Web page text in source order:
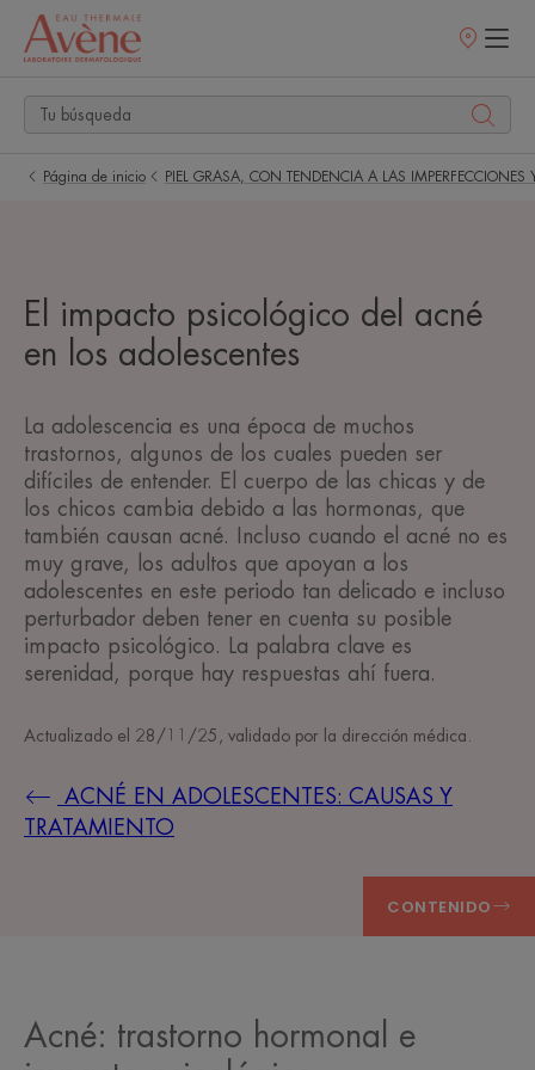
Puntos
Página de inicio PIEL GRASA, CON TENDENCIA A LAS IMPERFECCIONES
El impacto psicológico del acné
en los adolescentes
La adolescencia es una época de muchos
trastornos, algunos de los cuales pueden ser
difíciles de entender. El cuerpo de las chicas y de
los chicos cambia debido a las hormonas, que
también causan acné. Incluso cuando el acné no es
muy grave, los adultos que apoyan a los
adolescentes en este periodo tan delicado e incluso
perturbador deben tener en cuenta su posible
impacto psicológico. La palabra clave es
serenidad, porque hay respuestas ahí fuera.
Actualizado el 28/11/25 , validado por la dirección médica
ACNÉ EN ADOLESCENTES: CAUSAS Y
TRATAMIENTO
CONTENIDO
Acné: trastorno hormonal e